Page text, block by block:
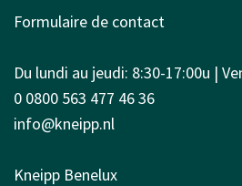
Formulaire de contact
Du lundi au jeudi: 8:30-17:00u |
0 0800 563 477 46 36
info@kneipp.nl
Kneipp Benelux